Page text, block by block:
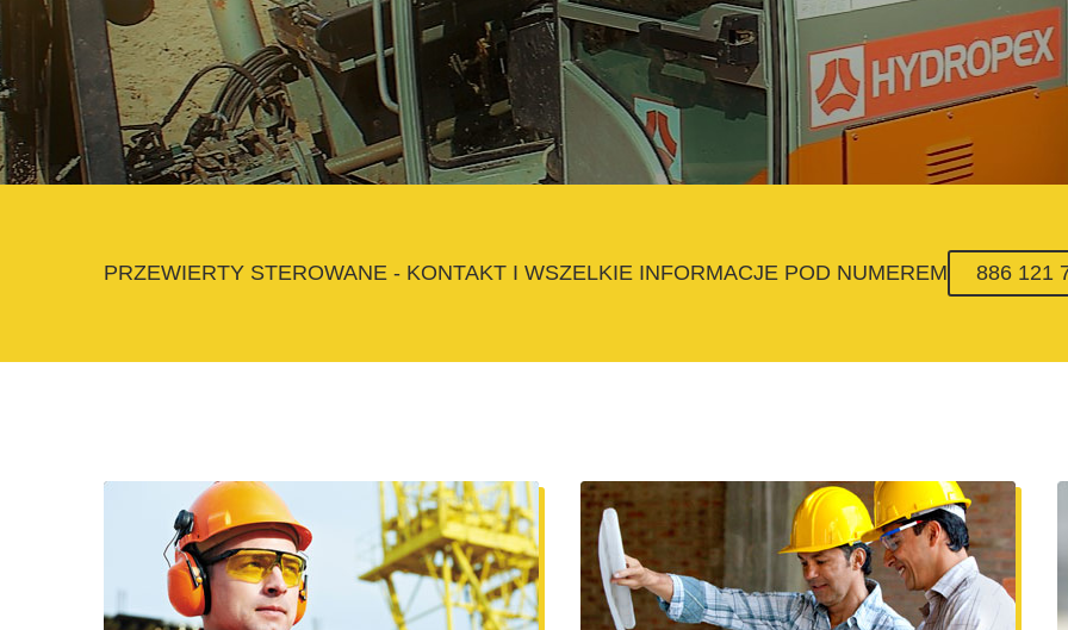
PRZEWIERTY STEROWANE - KONTAKT I WSZELKIE INFORMACJE POD NUMEREM 886 121